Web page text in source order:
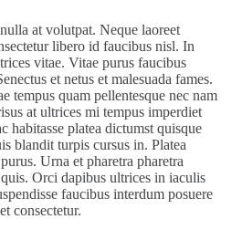
at volutpat. Neque laoreet
libero id faucibus nisl. In
vitae. Vitae purus faucibus
et netus et malesuada fames.
tempus quam pellentesque nec nam
at ultrices mi tempus imperdiet
habitasse platea dictumst quisque
blandit turpis cursus in. Platea
Urna et pharetra pharetra
Orci dapibus ultrices in iaculis
faucibus interdum posuere
consectetur.